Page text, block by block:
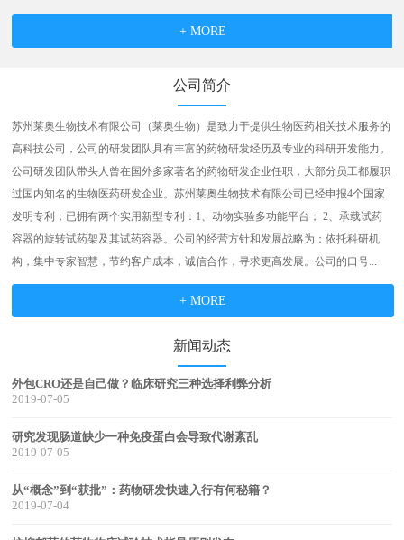
+ MORE
公司简介
苏州莱奥生物技术有限公司（莱奥生物）是致力于提供生物医药相关技术服务的
高科技公司，公司的研发团队具有丰富的药物研发经历及专业的科研开发能力。
公司研发团队带头人曾在国外多家著名的药物研发企业任职，大部分员工都履职
过国内知名的生物医药研发企业。苏州莱奥生物技术有限公司已经申报4个国家
发明专利；已拥有两个实用新型专利：1、动物实验多功能平台； 2、承载试药
容器的旋转试药架及其试药容器。公司的经营方针和发展战略为：依托科研机
构，集中专家智慧，节约客户成本，诚信合作，寻求更高发展。公司的口号...
+ MORE
新闻动态
外包CRO还是自己做？临床研究三种选择利弊分析
2019-07-05
研究发现肠道缺少一种免疫蛋白会导致代谢紊乱
2019-07-05
从“概念”到“获批”：药物研发快速入行有何秘籍？
2019-07-04